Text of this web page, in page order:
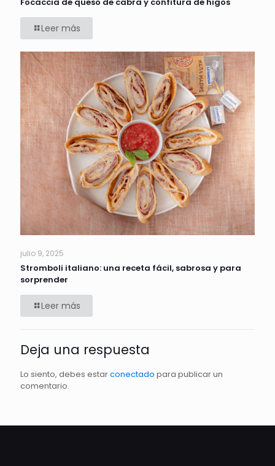
Leer más
julio 9, 2025
Stromboli italiano: una receta fácil, sabrosa y para
sorprender
Leer más
Deja una respuesta
Lo siento, debes estarconectado para publicar un
comentario.